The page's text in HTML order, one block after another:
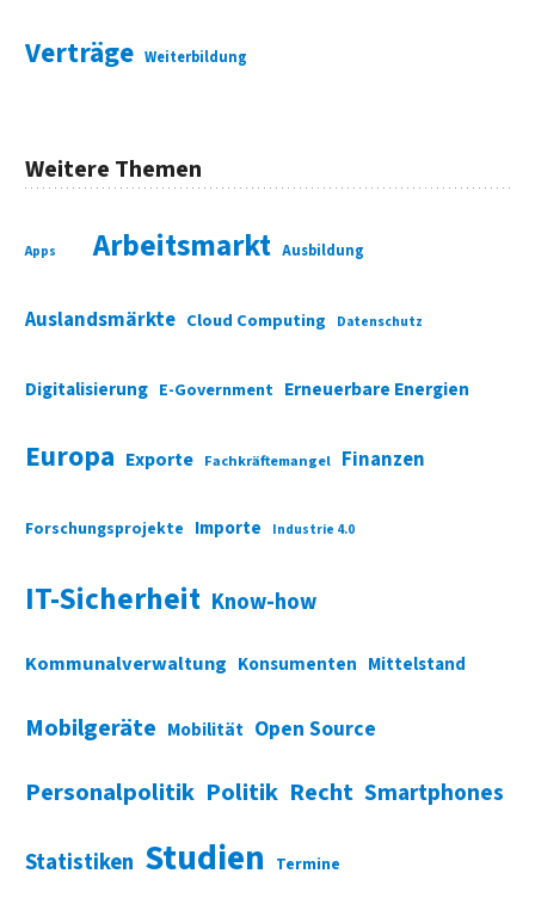
Verträge Weiterbildung
Weitere Themen
Apps Arbeitsmarkt Ausbildung
Auslandsmärkte Cloud Computing Datenschutz
Digitalisierung E-Government Erneuerbare Energien
Europa Exporte Fachkräftemangel Finanzen
Forschungsprojekte Importe Industrie 4.0
IT-Sicherheit Know-how
Kommunalverwaltung Konsumenten Mittelstand
Mobilgeräte Mobilität Open Source
Personalpolitik Politik Recht Smartphones
Statistiken Studien Termine